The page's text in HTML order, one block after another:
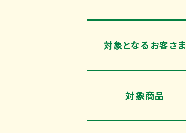
対象となるお客さま
対象商品